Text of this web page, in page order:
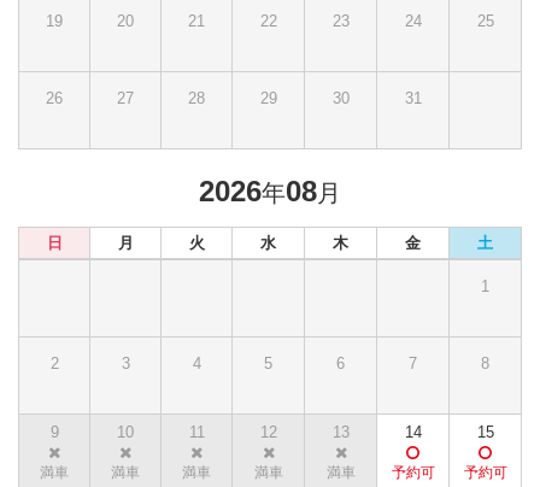
19 20 21 22 23 24 25
26 27 28 29 30 31
2026年08月
日 月 火 水 木 金 土
1
2 3 4 5 6 7 8
9 10 11 12 13 14 15